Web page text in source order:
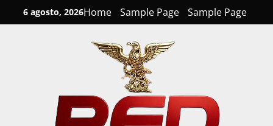
to
6 agosto, 2026Home Sample Page Sample Page